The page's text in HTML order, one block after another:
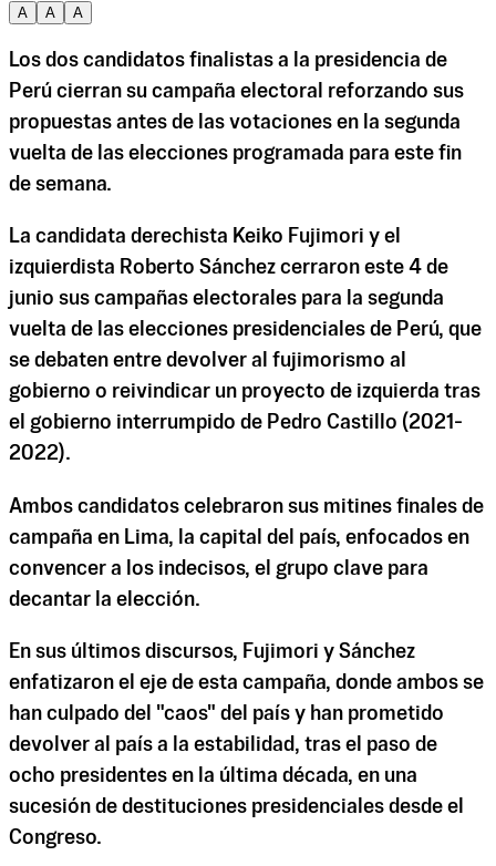
A
A A
Los dos candidatos finalistas a la presidencia de
Perú cierran su campaña electoral reforzando sus
propuestas antes de las votaciones en la segunda
vuelta de las elecciones programada para este fin
de semana.
La candidata derechista Keiko Fujimori y el
izquierdista Roberto Sánchez cerraron este 4 de
junio sus campañas electorales para la segunda
vuelta de las elecciones presidenciales de Perú, que
se debaten entre devolver al fujimorismo al
gobierno o reivindicar un proyecto de izquierda tras
el gobierno interrumpido de Pedro Castillo (2021-
2022).
Ambos candidatos celebraron sus mitines finales de
campaña en Lima, la capital del país, enfocados en
convencer a los indecisos, el grupo clave para
decantar la elección.
En sus últimos discursos, Fujimori y Sánchez
enfatizaron el eje de esta campaña, donde ambos se
han culpado del "caos" del país y han prometido
devolver al país a la estabilidad, tras el paso de
ocho presidentes en la última década, en una
sucesión de destituciones presidenciales desde el
Congreso.